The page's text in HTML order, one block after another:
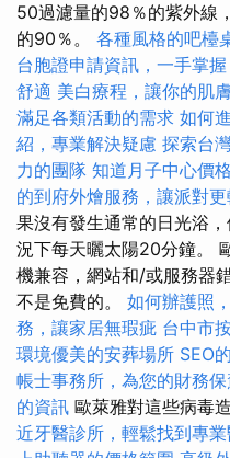
50過濾量的98％的紫外線
的90％。 各種風格的吧檯
台胞證申請資訊，一手掌握
舒適 美白療程，讓你的肌
滿足各類活動的需求 如何
紹，專業解決疑慮 探索台
力的團隊 知道月子中心價
的到府外燴服務，讓派對
果沒有發生通常的日光浴
況下每天曬太陽20分鐘。
機兼容，網站和/或服務器
不是免費的。 如何辦護照
務，讓家居無瑕疵 台中市
環境優美的安葬場所 SEO
帳士事務所，為您的財務
的資訊 歐萊雅對這些病毒
近牙醫診所，輕鬆找到專業